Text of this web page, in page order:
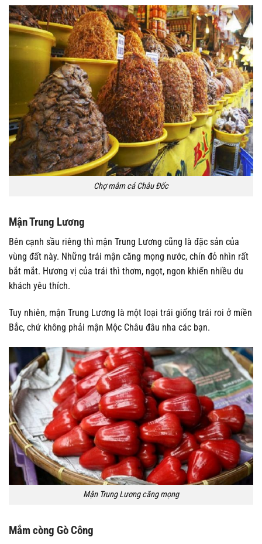
Chợ mắm cá Châu Đốc
Mận Trung Lương
Bên cạnh sầu riêng thì mận Trung Lương cũng là đặc sản của
vùng đất này. Những trái mận căng mọng nước, chín đỏ nhìn rất
bắt mắt. Hương vị của trái thì thơm, ngọt, ngon khiến nhiều du
khách yêu thích.
Tuy nhiên, mận Trung Lương là một loại trái giống trái roi ở miền
Bắc, chứ không phải mận Mộc Châu đâu nha các bạn.
Mận Trung Lương căng mọng
Mắm còng Gò Công